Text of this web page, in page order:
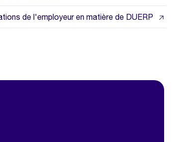
de l'employeur en matière de DUERP